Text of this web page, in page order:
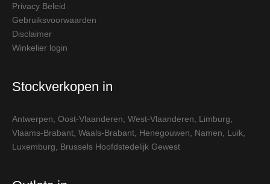
Privacy Beleid
Gebruiksvoorwaarden
Disclaimer
Winkelier login
Stockverkopen in
Antwerpen Oost-Vlaanderen West-Vlaanderen Limburg
Vlaams-Brabant Waals-Brabant Henegouwen Namen Luik
Luxemburg
Brussels Hoofdstedelijk Gewest